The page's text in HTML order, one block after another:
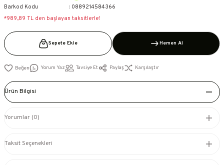
Barkod Kodu
0889214584366
*989,89 TL den başlayan taksitlerle!
Sepete Ekle Hemen Al
Yorum Yaz Tavsiye Et Paylaş Karşılaştır
Ürün Bilgisi
Yorumlar (0)
Taksit Seçenekleri